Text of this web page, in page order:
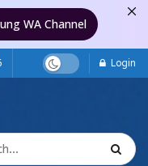
WA Channel
Login